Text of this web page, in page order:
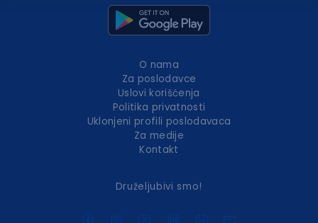
O nama
Za poslodavce
Uslovi korišćenja
Politika privatnosti
Uklonjeni profili poslodavaca
Za medije
Kontakt
Druželjubivi smo!